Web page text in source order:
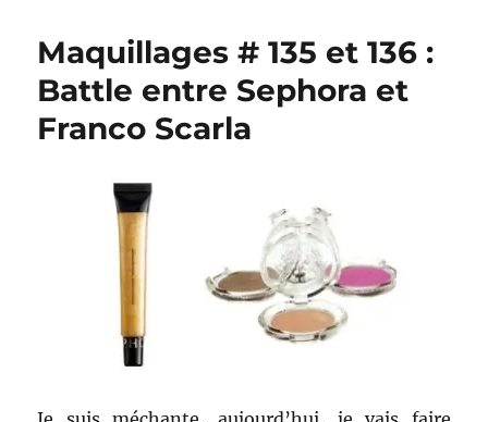
Maquillages # 135 et 136 :
Battle entre Sephora et
Franco Scarla